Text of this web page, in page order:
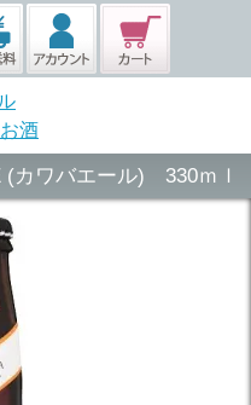
酒
カワバエール) 330ｍｌ